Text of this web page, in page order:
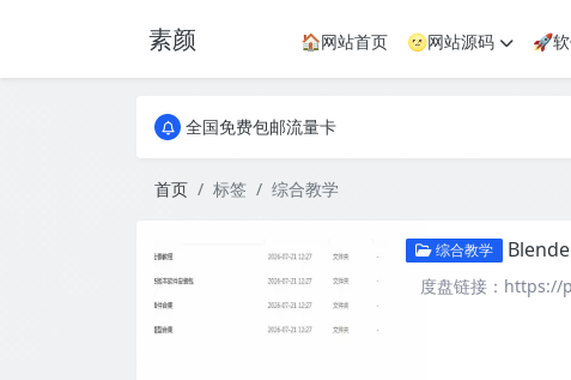
素颜 🏠网站首页 🌝网站源码 🚀
全国免费包邮流量卡
全国免费包邮流量卡
首页
标签 综合教学
综合教学
度盘链接：https://